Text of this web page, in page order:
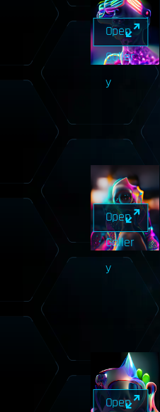
Open
Galler
y
Open
Galler
y
Open